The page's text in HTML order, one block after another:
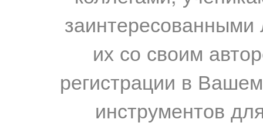
их со своим
регистрации в
инструментов